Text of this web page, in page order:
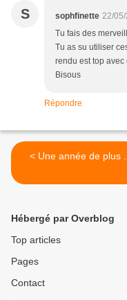
S sophfinette 22/
Tu fais des
Tu as su utiliser
rendu est top
Bisous
Répondre
< Une année de plus ...
Hébergé par Overblog
Top articles
Pages
Contact